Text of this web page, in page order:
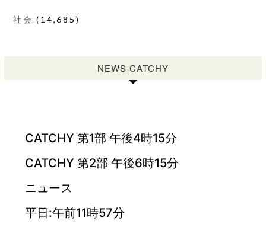
社会 (14,685)
NEWS CATCHY
CATCHY 第1部 午後4時15分
CATCHY 第2部 午後6時15分
ニュース
平日:午前11時57分